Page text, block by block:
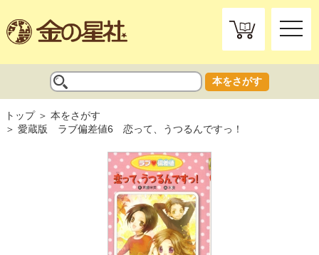
toggle
本をさがす
トップ
本をさがす
愛蔵版 ラブ偏差値6 恋って、うつるんですっ！